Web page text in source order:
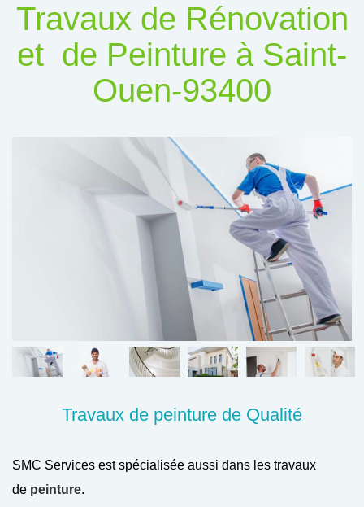
Travaux de Rénovation
et de Peinture à Saint-
Ouen-93400
Travaux de peinture de Qualité
SMC Services est spécialisée aussi dans les travaux
de peinture.